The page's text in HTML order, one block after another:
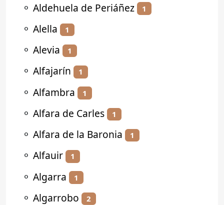
⚬ Aldehuela de Periáñez 1
⚬ Alella 1
⚬ Alevia 1
⚬ Alfajarín 1
⚬ Alfambra 1
⚬ Alfara de Carles 1
⚬ Alfara de la Baronia 1
⚬ Alfauir 1
⚬ Algarra 1
⚬ Algarrobo 2